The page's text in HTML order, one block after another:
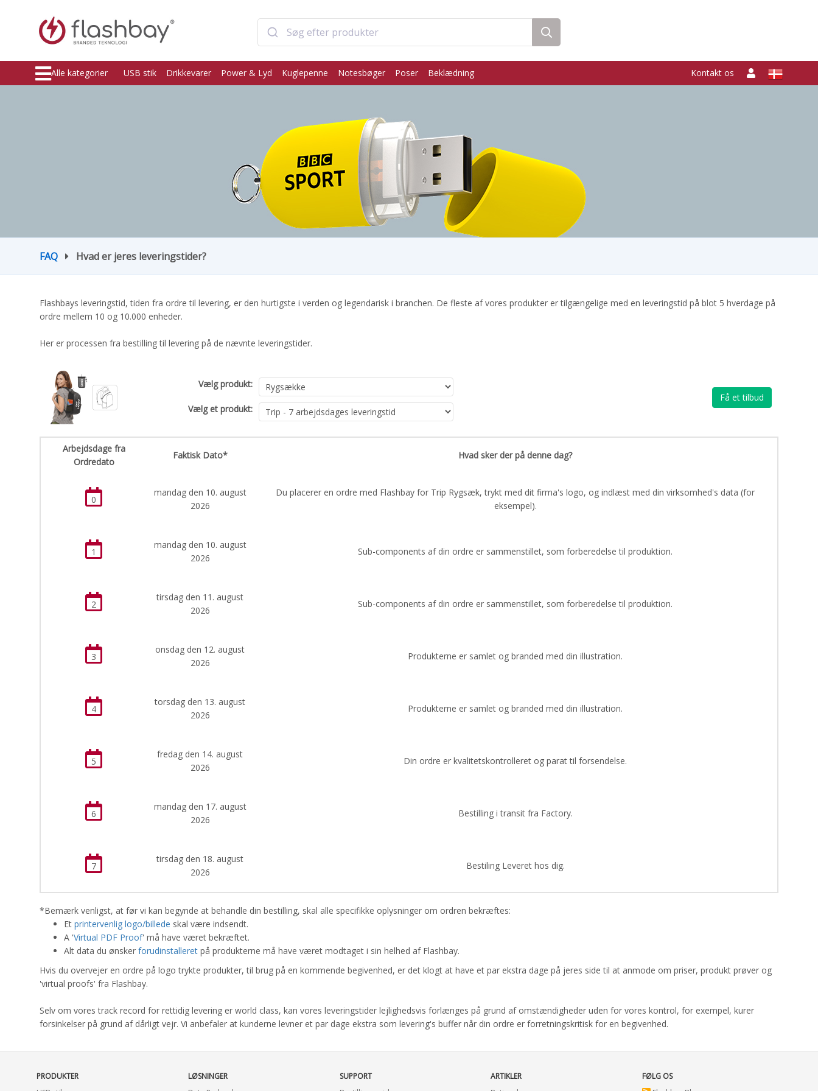
Alle kategorier USB stik Drikkevarer Power & Lyd Kuglepenne Notesbøger Poser Beklædning Kontakt os
FAQ Hvad er jeres leveringstider?
Flashbays leveringstid, tiden fra ordre til levering, er den hurtigste i verden og legendarisk i branchen. De fleste af vores produkter er tilgængelige med en leveringstid på blot 5 hverdage på
ordre mellem 10 og 10.000 enheder.
Her er processen fra bestilling til levering på de nævnte leveringstider.
Vælg produkt:
Vælg et produkt:
Få et tilbud
Arbejdsdage fra
Ordredato
Faktisk Dato* Hvad sker der på denne dag?
0
mandag den 10. august
2026
Du placerer en ordre med Flashbay for Trip Rygsæk, trykt med dit firma's logo, og indlæst med din virksomhed's data (for
eksempel).
1
mandag den 10. august
2026
Sub-components af din ordre er sammenstillet, som forberedelse til produktion.
2
tirsdag den 11. august
2026
Sub-components af din ordre er sammenstillet, som forberedelse til produktion.
3
onsdag den 12. august
2026
Produkterne er samlet og branded med din illustration.
4
torsdag den 13. august
2026
Produkterne er samlet og branded med din illustration.
5
fredag den 14. august
2026
Din ordre er kvalitetskontrolleret og parat til forsendelse.
6
mandag den 17. august
2026
Bestilling i transit fra Factory.
7
tirsdag den 18. august
2026
Bestiling Leveret hos dig.
*Bemærk venligst, at før vi kan begynde at behandle din bestilling, skal alle specifikke oplysninger om ordren bekræftes:
Et printervenlig logo/billede skal være indsendt.
A 'Virtual PDF Proof' må have været bekræftet.
Alt data du ønsker forudinstalleret på produkterne må have været modtaget i sin helhed af Flashbay.
Hvis du overvejer en ordre på logo trykte produkter, til brug på en kommende begivenhed, er det klogt at have et par ekstra dage på jeres side til at anmode om priser, produkt prøver og
'virtual proofs' fra Flashbay.
Selv om vores track record for rettidig levering er world class, kan vores leveringstider lejlighedsvis forlænges på grund af omstændigheder uden for vores kontrol, for exempel, kurer
forsinkelser på grund af dårligt vejr. Vi anbefaler at kunderne levner et par dage ekstra som levering's buffer når din ordre er forretningskritisk for en begivenhed.
PRODUKTER
LØSNINGER
SUPPORT
ARTIKLER
FØLG OS